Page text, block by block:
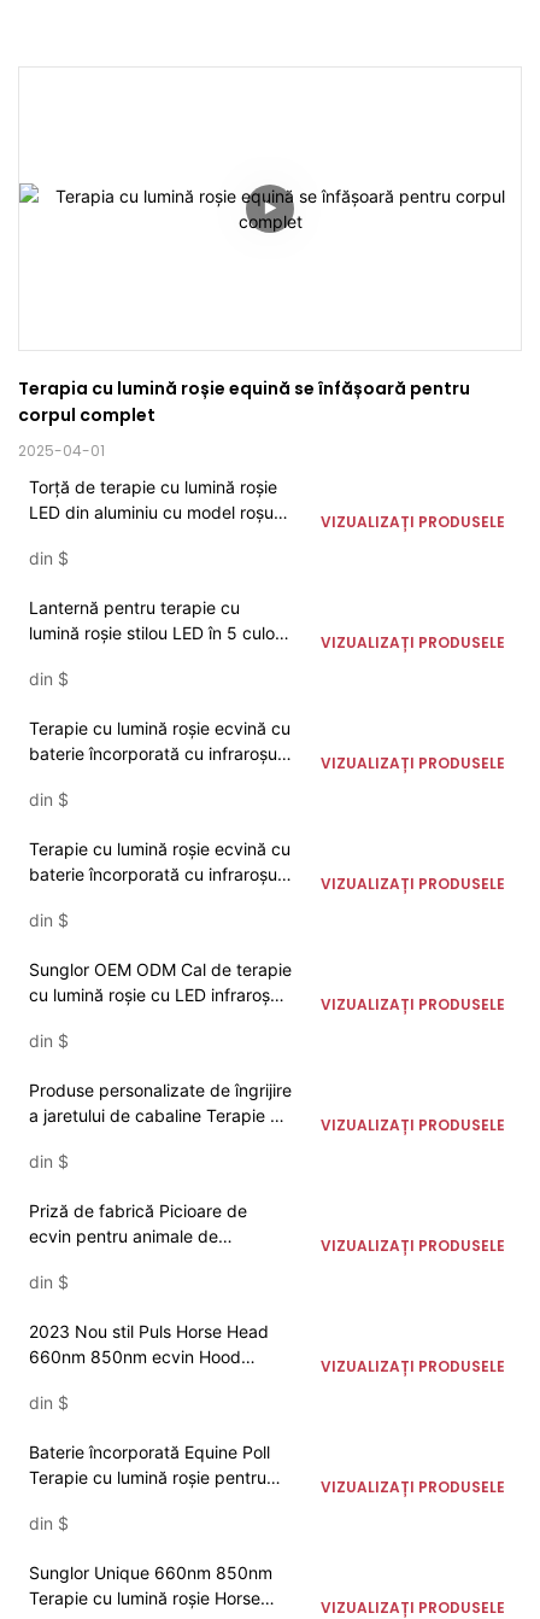
Terapia cu lumină roșie equină se înfășoară pentru
corpul complet
2025-04-01
Torță de terapie cu lumină roșie
LED din aluminiu cu model roșu
ameliorarea durerii cailor
din $
VIZUALIZAȚI PRODUSELE
Lanternă pentru terapie cu
lumină roșie stilou LED în 5 culori
cailor
din $
VIZUALIZAȚI PRODUSELE
Terapie cu lumină roșie ecvină cu
baterie încorporată cu infraroșu
tratamentul durerii de spate
din $
VIZUALIZAȚI PRODUSELE
Terapie cu lumină roșie ecvină cu
baterie încorporată cu infraroșu
tratamentul durerii de burtă
din $
VIZUALIZAȚI PRODUSELE
Sunglor OEM ODM Cal de terapie
cu lumină roșie cu LED infraroșu
picioare cizme pătură
din $
VIZUALIZAȚI PRODUSELE
Produse personalizate de îngrijire
a jaretului de cabaline Terapie cu
genunchiul calului
din $
VIZUALIZAȚI PRODUSELE
Priză de fabrică Picioare de
ecvin pentru animale de
infraroșu Tampă de terapie cu
din $
VIZUALIZAȚI PRODUSELE
2023 Nou stil Puls Horse Head
660nm 850nm ecvin Hood
roșie Sondaj
din $
VIZUALIZAȚI PRODUSELE
Baterie încorporată Equine Poll
Terapie cu lumină roșie pentru
din $
VIZUALIZAȚI PRODUSELE
Sunglor Unique 660nm 850nm
Terapie cu lumină roșie Horse
VIZUALIZAȚI PRODUSELE